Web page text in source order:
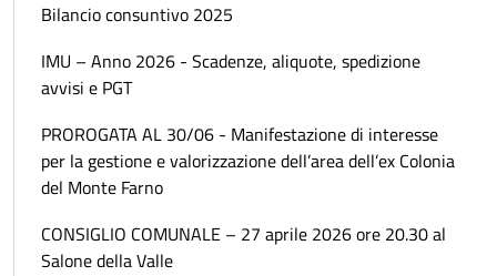
Bilancio consuntivo 2025
IMU – Anno 2026 - Scadenze, aliquote, spedizione
avvisi e PGT
PROROGATA AL 30/06 - Manifestazione di interesse
per la gestione e valorizzazione dell’area dell’ex Colonia
del Monte Farno
CONSIGLIO COMUNALE – 27 aprile 2026 ore 20.30 al
Salone della Valle